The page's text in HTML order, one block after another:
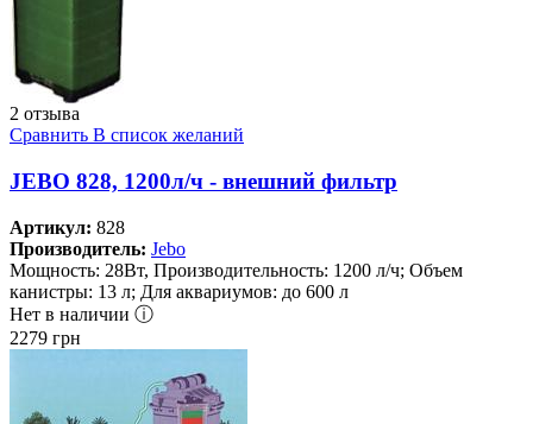
2 отзыва
Сравнить В список желаний
JEBO 828, 1200л/ч - внешний фильтр
Артикул: 828
Производитель: Jebo
Мощность: 28Вт, Производительность: 1200 л/ч; Объем
канистры: 13 л; Для аквариумов: до 600 л
Нет в наличии ⓘ
2279 грн